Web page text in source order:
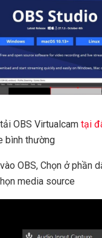
OBS Virtualcam tại
bình thường
OBS, Chọn ở phần
media source